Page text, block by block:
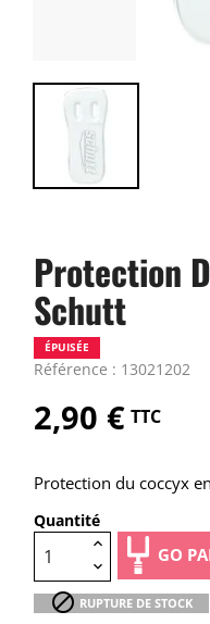
Protection
Schutt
Référence : 13021202
ÉPUISÉE
2,90 € TTC
Protection du coccyx
Quantité
GO
 RUPTURE DE STOCK